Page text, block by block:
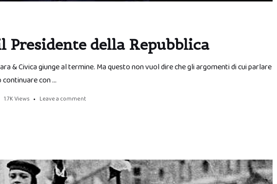
Presidente della Repubblica
& Civica giunge al termine. Ma questo non vuol dire che gli argomenti di cui parlare
continuare con …
1.7K Views Leave a comment